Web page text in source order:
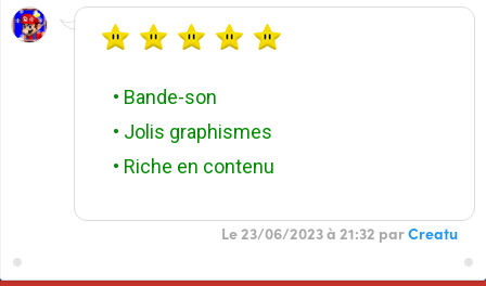
• Bande-son
• Jolis graphismes
• Riche en contenu
Le 23/06/2023 à 21:32 parCreatu